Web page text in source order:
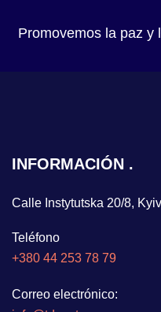
Promovemos la paz y
INFORMACIÓN
Calle Instytutska 20/8,
Teléfono
+380 44 253 78 79
Correo electrónico: